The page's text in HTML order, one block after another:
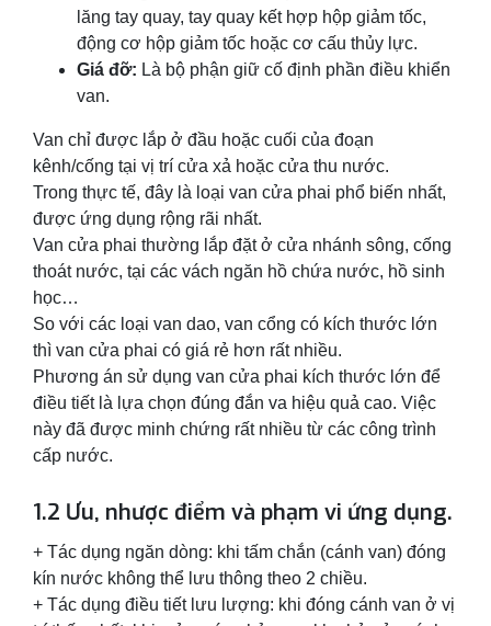
lăng tay quay, tay quay kết hợp hộp giảm tốc,
động cơ hộp giảm tốc hoặc cơ cấu thủy lực.
Giá đỡ: Là bộ phận giữ cố định phần điều khiển
van.
Van chỉ được lắp ở đầu hoặc cuối của đoạn
kênh/cống tại vị trí cửa xả hoặc cửa thu nước.
Trong thực tế, đây là loại van cửa phai phổ biến nhất,
được ứng dụng rộng rãi nhất.
Van cửa phai thường lắp đặt ở cửa nhánh sông, cống
thoát nước, tại các vách ngăn hồ chứa nước, hồ sinh
học…
So với các loại van dao, van cổng có kích thước lớn
thì van cửa phai có giá rẻ hơn rất nhiều.
Phương án sử dụng van cửa phai kích thước lớn để
điều tiết là lựa chọn đúng đắn va hiệu quả cao. Việc
này đã được minh chứng rất nhiều từ các công trình
cấp nước.
1.2 Ưu, nhược điểm và phạm vi ứng dụng.
+ Tác dụng ngăn dòng: khi tấm chắn (cánh van) đóng
kín nước không thể lưu thông theo 2 chiều.
+ Tác dụng điều tiết lưu lượng: khi đóng cánh van ở vị